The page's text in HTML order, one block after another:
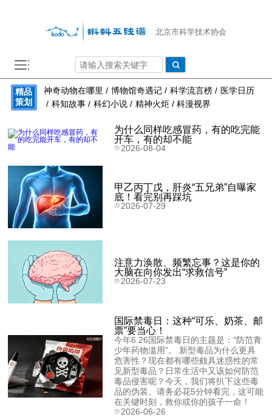
北京市科学技术协会
精品
策划
神奇动物在哪里 / 博物馆奇遇记 / 科学流言榜 / 医学日历
/ 科知故事 / 科幻小说 / 精神火炬 / 科漫视界
为什么同样吃感冒药，有的吃完能
开车，有的却不能
2026-08-04
甲乙丙丁戊，肝炎“五兄弟”自曝家
底！看完别再踩坑
2026-07-29
注意力涣散、频繁忘事？这是你的
大脑在向你发出“求救信号”
2026-07-23
国际禁毒日：这种“可乐、奶茶、邮
票”要当心！
今年6.26国际禁毒日的主题是：“防范青
少年药物滥用”。 新型毒品为什么更具
危害性？现在都有哪些颇具迷惑性的常
见新型毒品？日常生活中又该如何防范
毒品侵害呢？今天，我们将扒下这些毒
品的伪装。请务必花5分钟看完，这可能
在关键时刻，救你或你的孩子一命！
2026-06-26